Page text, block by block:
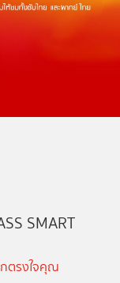
SMART
ตรงใจคุณ